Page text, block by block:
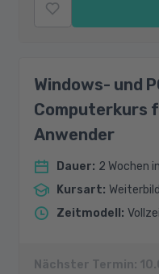
Windows- und
Computerkurs
Anwender
Dauer: 2 Wochen
Kursart:
Zeitmodell :
Nächster Termin: